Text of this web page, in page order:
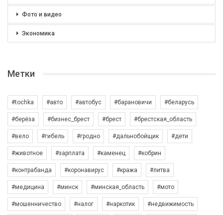
Фото и видео
Экономика
Метки
#tochka #авто #автобус #барановичи #беларусь
#берёза #бизнес_брест #брест #брестская_область
#вело #гибель #гродно #дальнобойщик #дети
#животное #зарплата #каменец #кобрин
#контрабанда #коронавирус #кража #литва
#медицина #минск #минская_область #мото
#мошенничество #налог #наркотик #недвижимость